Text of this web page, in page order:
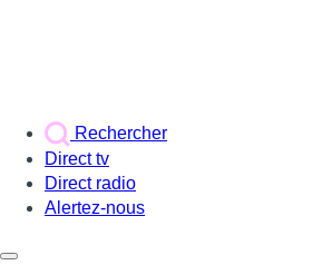
Rechercher
Direct tv
Direct radio
Alertez-nous